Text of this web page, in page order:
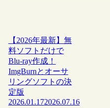
【2026年最新】無
料ソフトだけで
Blu-ray作成！
ImgBurnとオーサ
リングソフトの決
定版
2026.01.172026.07.16